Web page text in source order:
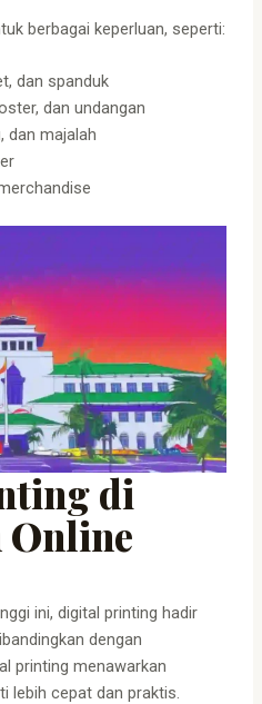
berbagai keperluan, seperti:
dan spanduk
dan undangan
dan majalah
di
Online
ini, digital printing hadir
dengan
printing menawarkan
lebih cepat dan praktis.